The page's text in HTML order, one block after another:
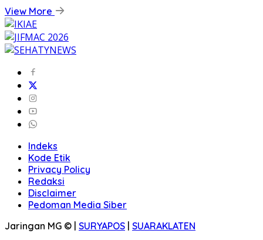
View More
Indeks
Kode Etik
Privacy Policy
Redaksi
Disclaimer
Pedoman Media Siber
Jaringan MG © | SURYAPOS | SUARAKLATEN